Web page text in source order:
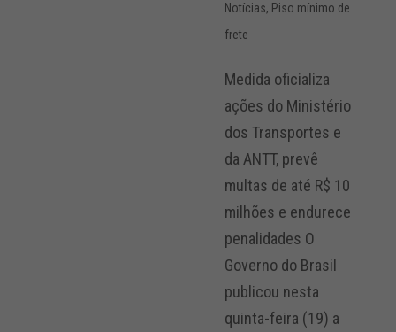
Notícias, Piso mínimo de
frete
Medida oficializa
ações do Ministério
dos Transportes e
da ANTT, prevê
multas de até R$ 10
milhões e endurece
penalidades O
Governo do Brasil
publicou nesta
quinta-feira (19) a